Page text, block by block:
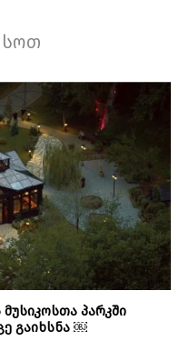
პარკში
გაიხსნა ￼